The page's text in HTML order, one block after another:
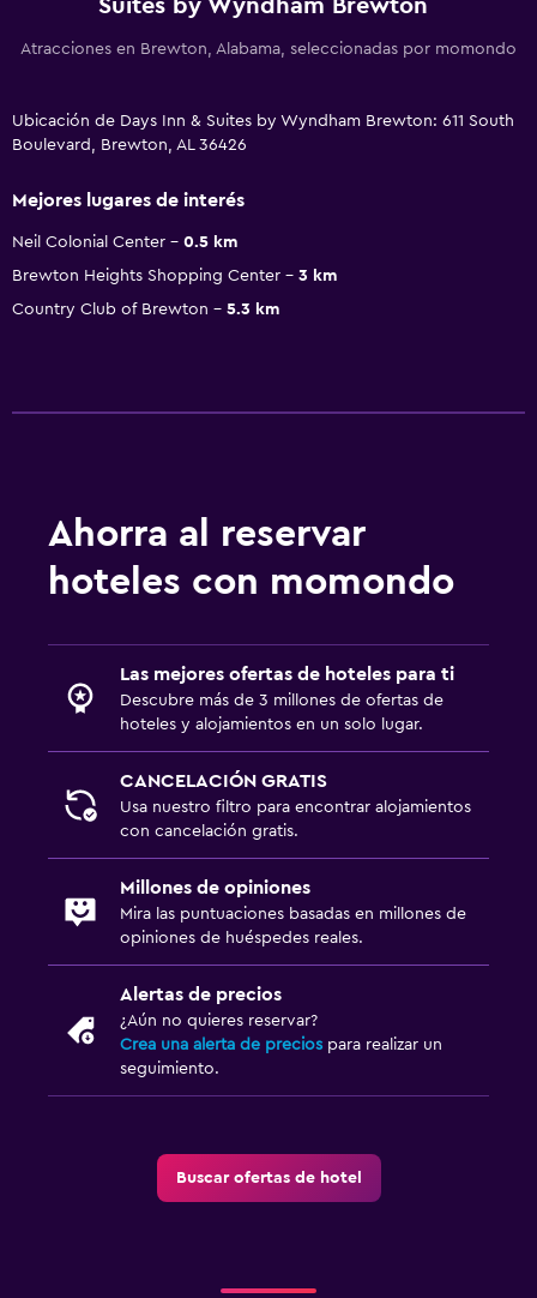
Suites by Wyndham Brewton
Atracciones en Brewton, Alabama, seleccionadas por momondo
Ubicación de Days Inn & Suites by Wyndham Brewton: 611 South
Boulevard, Brewton, AL 36426
Mejores lugares de interés
Neil Colonial Center
0.5 km
Brewton Heights Shopping Center
3 km
Country Club of Brewton
5.3 km
Ahorra al reservar
hoteles con momondo
Las mejores ofertas de hoteles para ti
Descubre más de 3 millones de ofertas de
hoteles y alojamientos en un solo lugar.
CANCELACIÓN GRATIS
Usa nuestro filtro para encontrar alojamientos
con cancelación gratis.
Millones de opiniones
Mira las puntuaciones basadas en millones de
opiniones de huéspedes reales.
Alertas de precios
¿Aún no quieres reservar?
Crea una alerta de precios para realizar un
seguimiento.
Buscar ofertas de hotel